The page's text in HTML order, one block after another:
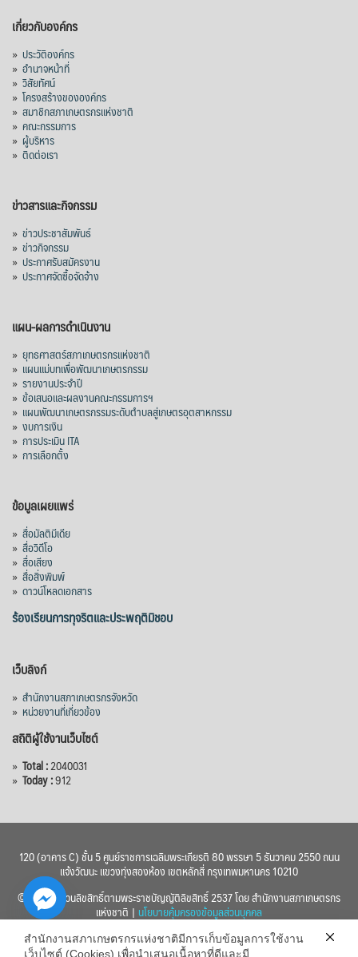
เกี่ยวกับองค์กร
» ประวัติองค์กร
» อำนาจหน้าที่
» วิสัยทัศน์
» โครงสร้างขององค์กร
» สมาชิกสภาเกษตรกรแห่งชาติ
» คณะกรรมการ
» ผู้บริหาร
» ติดต่อเรา
ข่าวสารและกิจกรรม
» ข่าวประชาสัมพันธ์
» ข่าวกิจกรรม
» ประกาศรับสมัครงาน
» ประกาศจัดซื้อจัดจ้าง
แผน-ผลการดำเนินงาน
» ยุทธศาสตร์สภาเกษตรกรแห่งชาติ
» แผนแม่บทเพื่อพัฒนาเกษตรกรรม
» รายงานประจำปี
» ข้อเสนอและผลงานคณะกรรมการฯ
» แผนพัฒนาเกษตรกรรมระดับตำบลสู่เกษตรอุตสาหกรรม
» งบการเงิน
» การประเมิน ITA
» การเลือกตั้ง
ข้อมูลเผยแพร่
» สื่อมัลติมีเดีย
» สื่อวิดีโอ
» สื่อเสียง
» สื่อสิ่งพิมพ์
» ดาวน์โหลดเอกสาร
ร้องเรียนการทุจริตและประพฤติมิชอบ
เว็บลิงก์
» สำนักงานสภาเกษตรกรจังหวัด
» หน่วยงานที่เกี่ยวข้อง
สถิติผู้ใช้งานเว็บไซต์
» Total :2040031
» Today :912
120 (อาคาร C) ชั้น 5 ศูนย์ราชการเฉลิมพระเกียรติ 80 พรรษา 5 ธันวาคม 2550 ถนน
แจ้งวัฒนะ แขวงทุ่งสองห้อง เขตหลักสี่ กรุงเทพมหานคร 10210
© 2560 สงวนลิขสิทธิ์ตามพระราชบัญญัติลิขสิทธิ์ 2537 โดย สำนักงานสภาเกษตรกร
แห่งชาติ | นโยบายคุ้มครองข้อมูลส่วนบุคคล
สำนักงานสภาเกษตรกรแห่งชาติมีการเก็บข้อมูลการใช้งาน
เว็บไซต์ (Cookies) เพื่อนำเสนอเนื้อหาที่ดีและมี